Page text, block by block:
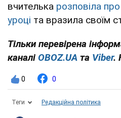
вчителька розповіла
уроці та вразила своїм
Тільки перевірена
каналі OBOZ.UA та Viber.
0 0
Теги Редакційна політика